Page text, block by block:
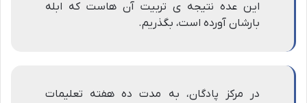
این عده نتیجه ی تربیت آن هاست که ابله
بارشان آورده است، بگذریم.
در مرکز پادگان، به مدت ده هفته تعلیمات